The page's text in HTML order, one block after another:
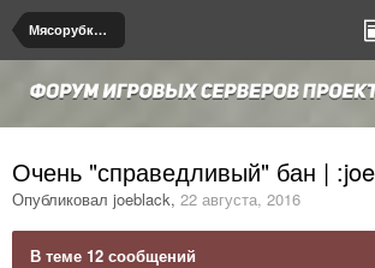
Мясорубка de_dust2
Очень "справедливый" бан |
Опубликовал joeblack, 22 августа, 2016
В теме 12 сообщений